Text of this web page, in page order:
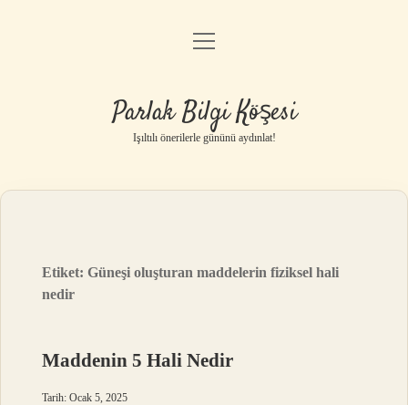
Anasayfa
Yasal Uyarı
menüyü
Parlak Bilgi Köşesi
Işıltılı önerilerle gününü aydınlat!
Etiket:Güneşi oluşturan maddelerin fiziksel hali
nedir
Maddenin 5 Hali Nedir
Tarih: Ocak 5, 2025